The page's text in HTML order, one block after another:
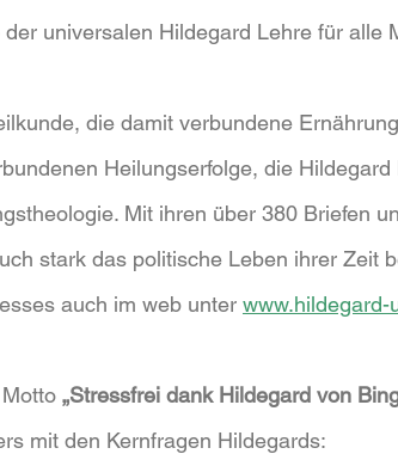
universalen Hildegard Lehre für alle
die damit verbundene
Heilungserfolge, die Hildegard
Mit ihren über 380 Briefen
stark das politische Leben ihrer Zeit
auch im web unter www.hildegard-
„Stressfrei dank Hildegard von
mit den Kernfragen Hildegards: